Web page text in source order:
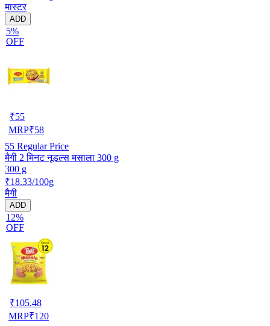
मास्टर
ADD
5%
OFF
₹55
MRP₹58
55 Regular Price
मैगी 2 मिनट नूडल्स मसाला 300 g
300 g
₹18.33/100g
मैगी
ADD
12%
OFF
₹105.48
MRP₹120